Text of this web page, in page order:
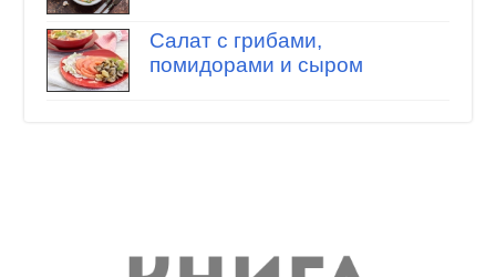
Салат с грибами,
помидорами и сыром